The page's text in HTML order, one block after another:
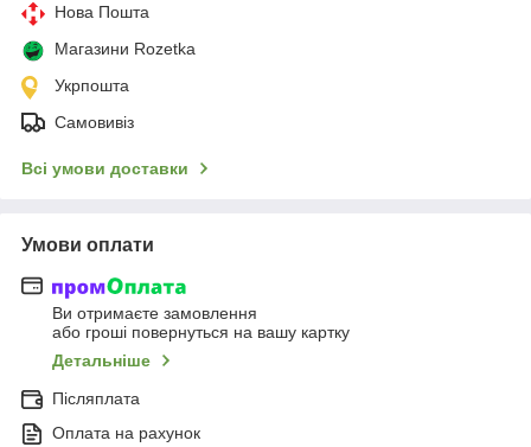
Нова Пошта
Магазини Rozetka
Укрпошта
Самовивіз
Всі умови доставки
Умови оплати
Ви отримаєте замовлення
або гроші повернуться на вашу картку
Детальніше
Післяплата
Оплата на рахунок